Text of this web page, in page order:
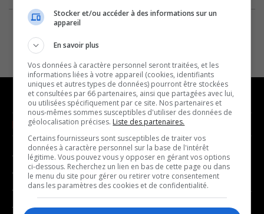
NOUVELLES
- Affaires municipales
- Communauté / Social
- Culture
- Économie
MUSIQUE
- Décompte franco
- Joué récemment
BALADOS
Stocker et/ou accéder à des informations sur un
appareil
En savoir plus
Vos données à caractère personnel seront traitées, et les
informations liées à votre appareil (cookies, identifiants
uniques et autres types de données) pourront être stockées
et consultées par 66 partenaires, ainsi que partagées avec lui,
ou utilisées spécifiquement par ce site. Nos partenaires et
nous-mêmes sommes susceptibles d'utiliser des données de
géolocalisation précises. Liste des partenaires.
Certains fournisseurs sont susceptibles de traiter vos
données à caractère personnel sur la base de l'intérêt
légitime. Vous pouvez vous y opposer en gérant vos options
ci-dessous. Recherchez un lien en bas de cette page ou dans
le menu du site pour gérer ou retirer votre consentement
dans les paramètres des cookies et de confidentialité.